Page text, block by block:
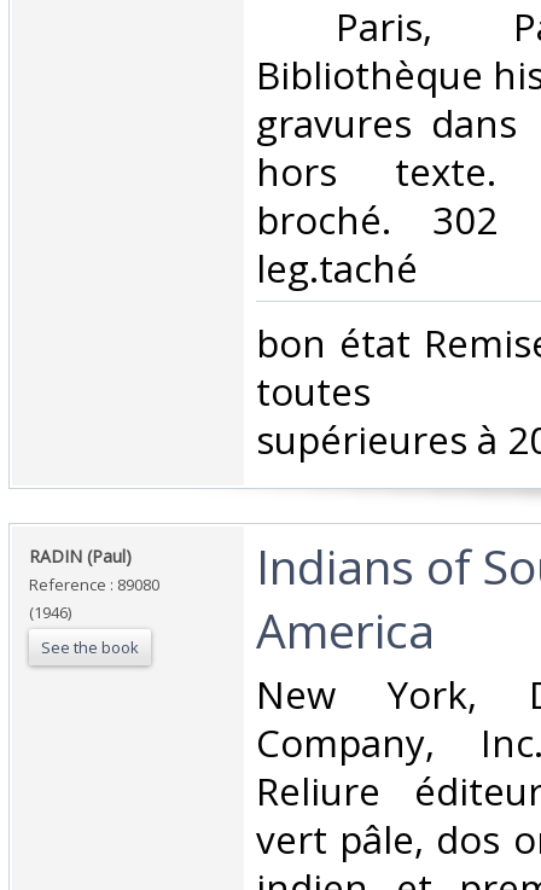
Paris,
Bibliothèque
gravures
hors texte.
broché. 302
leg.taché‎
‎bon état
toutes
supérieures à
‎RADIN (Paul)‎
Reference : 89080
(1946)
See the book
‎Indians of
America‎
‎New York,
Company,
Reliure
vert pâle, dos